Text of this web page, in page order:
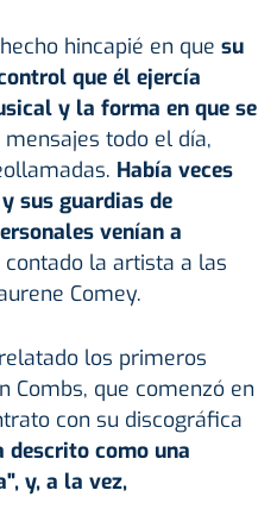
hincapié en que su
que él ejercía
y la forma en que se
todo el día,
Había veces
sus guardias de
venían a
contado la artista a las
Comey.
los primeros
Combs, que comenzó en
con su discográfica
descrito como una
y, a la vez,